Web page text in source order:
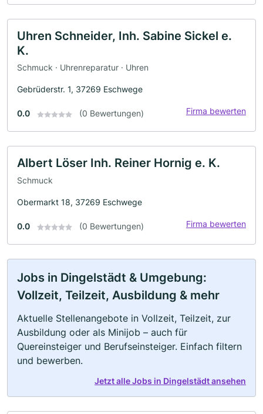
Uhren Schneider, Inh. Sabine Sickel e.
K.
Schmuck · Uhrenreparatur · Uhren
Gebrüderstr. 1, 37269 Eschwege
0.0 (0 Bewertungen) Firma bewerten
Albert Löser Inh. Reiner Hornig e. K.
Schmuck
Obermarkt 18, 37269 Eschwege
0.0 (0 Bewertungen) Firma bewerten
Jobs in Dingelstädt & Umgebung:
Vollzeit, Teilzeit, Ausbildung & mehr
Aktuelle Stellenangebote in Vollzeit, Teilzeit, zur
Ausbildung oder als Minijob – auch für
Quereinsteiger und Berufseinsteiger. Einfach filtern
und bewerben.
Jetzt alle Jobs in Dingelstädt ansehen